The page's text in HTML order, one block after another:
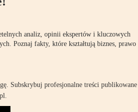
analiz, opinii ekspertów i kluczowych
Poznaj fakty, które kształtują biznes, prawo
Subskrybuj profesjonalne treści publikowane